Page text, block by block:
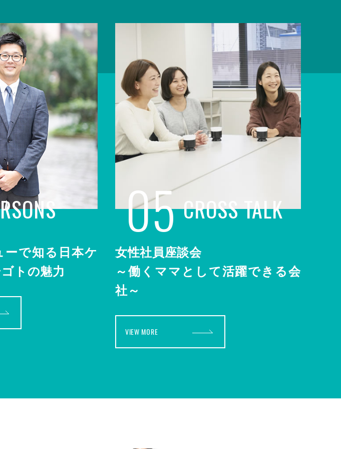
で知る日本ケ
トの魅力
05 CROSS TALK
女性社員座談会
～働くママとして活躍できる会
社～
VIEW MORE